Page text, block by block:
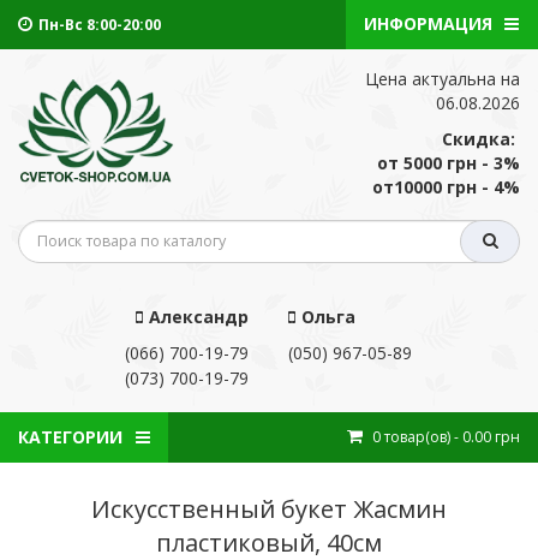
ИНФОРМАЦИЯ
Пн-Вс 8:00-20:00
Александр
(066) 700-19-79
(073) 700-19-79
Ольга
(050) 967-05-89
Цена актуальна на
06.08.2026
Скидка:
от 5000 грн - 3%
от10000 грн - 4%
0товар(ов)- 0.00 грн
КАТЕГОРИИ
Искусственный букет Жасмин
пластиковый, 40см